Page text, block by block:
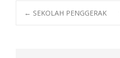
Post
← SEKOLAH PENGGERAK